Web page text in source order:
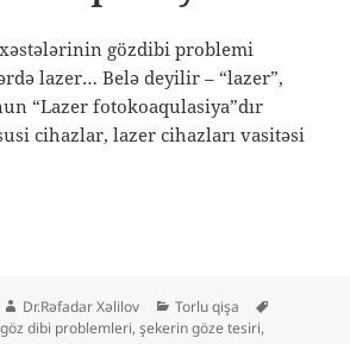
gözdibi problemi
lazer… Belə deyilir – “lazer”,
“Lazer fotokoaqulasiya”dır
cihazlar, lazer cihazları vasitəsi
Müəllif
Dr.Rəfadar Xəlilov Kateqoriyalar
Torlu qişa
göz dibi problemleri,şekerin göze tesiri,